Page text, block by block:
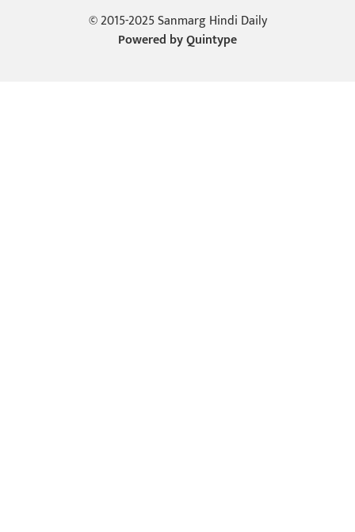
© 2015-2025 Sanmarg Hindi Daily
Powered byQuintype